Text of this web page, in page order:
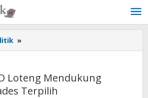
»
I
Mendukung
Retreat
Loteng Mendukung
Terpilih